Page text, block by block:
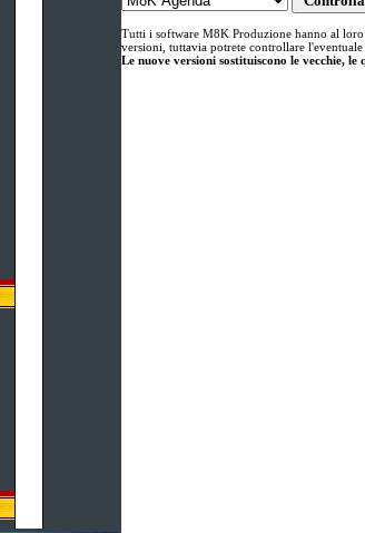
Tutti i software M8K Produzione hanno al
versioni, tuttavia potrete controllare
Le nuove versioni sostituiscono le vecchie,